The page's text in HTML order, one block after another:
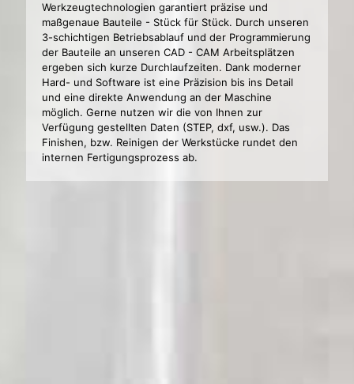
Werkzeugtechnologien garantiert präzise und
maßgenaue Bauteile - Stück für Stück. Durch unseren
3-schichtigen Betriebsablauf und der Programmierung
der Bauteile an unseren CAD - CAM Arbeitsplätzen
ergeben sich kurze Durchlaufzeiten. Dank moderner
Hard- und Software ist eine Präzision bis ins Detail
und eine direkte Anwendung an der Maschine
möglich. Gerne nutzen wir die von Ihnen zur
Verfügung gestellten Daten (STEP, dxf, usw.). Das
Finishen, bzw. Reinigen der Werkstücke rundet den
internen Fertigungsprozess ab.